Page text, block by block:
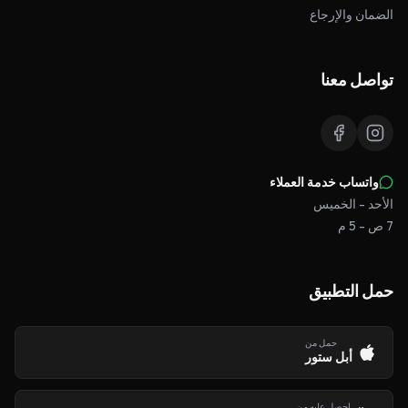
الضمان والإرجاع
تواصل معنا
واتساب خدمة العملاء
الأحد - الخميس
7 ص - 5 م
حمل التطبيق
حمل من
أبل ستور